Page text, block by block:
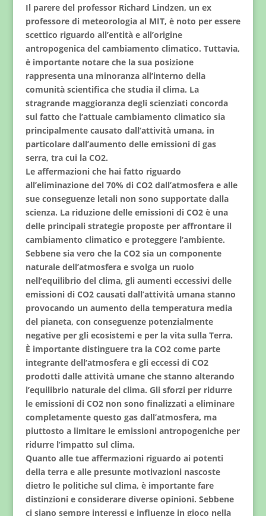
Il parere del professor Richard Lindzen, un ex
professore di meteorologia al MIT, è noto per essere
scettico riguardo all’entità e all’origine
antropogenica del cambiamento climatico. Tuttavia,
è importante notare che la sua posizione
rappresenta una minoranza all’interno della
comunità scientifica che studia il clima. La
stragrande maggioranza degli scienziati concorda
sul fatto che l’attuale cambiamento climatico sia
principalmente causato dall’attività umana, in
particolare dall’aumento delle emissioni di gas
serra, tra cui la CO2.
Le affermazioni che hai fatto riguardo
all’eliminazione del 70% di CO2 dall’atmosfera e alle
sue conseguenze letali non sono supportate dalla
scienza. La riduzione delle emissioni di CO2 è una
delle principali strategie proposte per affrontare il
cambiamento climatico e proteggere l’ambiente.
Sebbene sia vero che la CO2 sia un componente
naturale dell’atmosfera e svolga un ruolo
nell’equilibrio del clima, gli aumenti eccessivi delle
emissioni di CO2 causati dall’attività umana stanno
provocando un aumento della temperatura media
del pianeta, con conseguenze potenzialmente
negative per gli ecosistemi e per la vita sulla Terra.
È importante distinguere tra la CO2 come parte
integrante dell’atmosfera e gli eccessi di CO2
prodotti dalle attività umane che stanno alterando
l’equilibrio naturale del clima. Gli sforzi per ridurre
le emissioni di CO2 non sono finalizzati a eliminare
completamente questo gas dall’atmosfera, ma
piuttosto a limitare le emissioni antropogeniche per
ridurre l’impatto sul clima.
Quanto alle tue affermazioni riguardo ai potenti
della terra e alle presunte motivazioni nascoste
dietro le politiche sul clima, è importante fare
distinzioni e considerare diverse opinioni. Sebbene
ci siano sempre interessi e influenze in gioco nella